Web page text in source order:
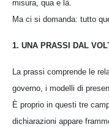
misura, qua e là.
Ma ci si domanda: tutto
1. UNA PRASSI DAL
La prassi comprende le
governo, i modelli di
È proprio in questi tre
dichiarazioni appare